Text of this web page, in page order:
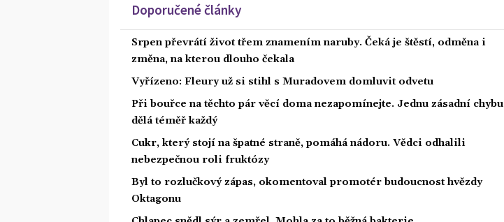
Doporučené články
Srpen převrátí život třem znamením naruby. Čeká je štěstí, odměna i
změna, na kterou dlouho čekala
Vyřízeno: Fleury už si stihl s Muradovem domluvit odvetu
Při bouřce na těchto pár věcí doma nezapomínejte. Jednu zásadní chybu
dělá téměř každý
Cukr, který stojí na špatné straně, pomáhá nádoru. Vědci odhalili
nebezpečnou roli fruktózy
Byl to rozlučkový zápas, okomentoval promotér budoucnost hvězdy
Oktagonu